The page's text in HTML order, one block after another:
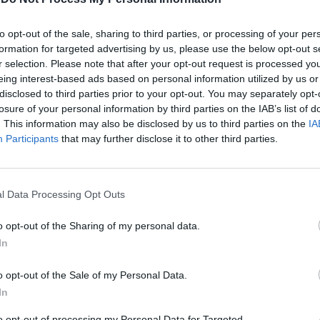
opt-out of the sale, sharing to third parties, or processing of your
for targeted advertising by us, please use the below opt-out
selection. Please note that after your opt-out request is processed
interest-based ads based on personal information utilized by us
to third parties prior to your opt-out. You may separately
of your personal information by third parties on the IAB’s list of
This information may also be disclosed by us to third parties on the
Participants that may further disclose it to other third parties.
Data Processing Opt Outs
opt-out of the Sharing of my personal data.
opt-out of the Sale of my Personal Data.
lo status quo». Per reagire alla crisi,
«l'Italia ha urgentemente bisogno di
fatti e non con promesse e annunci».
che l'Unione europea è a «un
il suo futuro». Ovvero «da sola o
Monetario Internazionale, deve
la rete di sicurezza dell'Efsf. Marchionne
ostacoli che la sua strategia trova in
costruire un «Gruppo internazionale e
approvato dal governo, può operare in
più chiaro con condizioni simili a quelle
la sopravvivenza della Fiat non può
in discussione: se non c'è più l'Italia
Rudy Giuliani a Come States?
Trump, Meloni e la strategia
americana